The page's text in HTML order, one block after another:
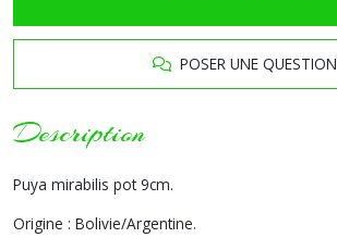
POSER UNE QUESTION
Description
Puya mirabilis pot 9cm.
Origine : Bolivie/Argentine.